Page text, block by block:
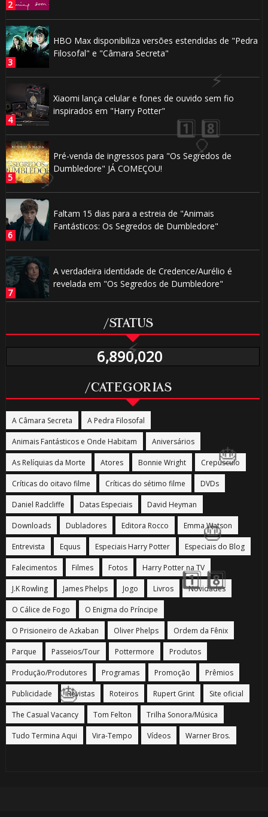
HBO Max disponibiliza versões estendidas de "Pedra
Filosofal" e "Câmara Secreta"
Xiaomi lança celular e fones de ouvido sem fio
inspirados em "Harry Potter"
Pré-venda de ingressos para "Os Segredos de
Dumbledore" JÁ COMEÇOU!
Faltam 15 dias para a estreia de "Animais
Fantásticos: Os Segredos de Dumbledore"
A verdadeira identidade de Credence/Aurélio é
revelada em "Os Segredos de Dumbledore"
/STATUS
6,890,020
/CATEGORIAS
A Câmara Secreta A Pedra Filosofal
Animais Fantásticos e Onde Habitam Aniversários
As Relíquias da Morte Atores Bonnie Wright Crepúsculo
Críticas do oitavo filme Críticas do sétimo filme DVDs
Daniel Radcliffe Datas Especiais David Heyman
Downloads Dubladores Editora Rocco Emma Watson
Entrevista Equus Especiais Harry Potter Especiais do Blog
Falecimentos Filmes Fotos Harry Potter na TV
J.K Rowling James Phelps Jogo Livros Novidades
O Cálice de Fogo O Enigma do Príncipe
O Prisioneiro de Azkaban Oliver Phelps Ordem da Fênix
Parque Passeios/Tour Pottermore Produtos
Produção/Produtores Programas Promoção Prêmios
Publicidade Revistas Roteiros Rupert Grint Site oficial
The Casual Vacancy Tom Felton Trilha Sonora/Música
Tudo Termina Aqui Vira-Tempo Vídeos Warner Bros.
⚡
🎈
🎂
🎂